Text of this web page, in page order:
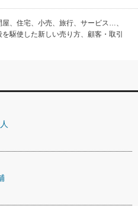
、住宅、小売、旅行、サービス…、
駆使した新しい売り方、顧客・取引